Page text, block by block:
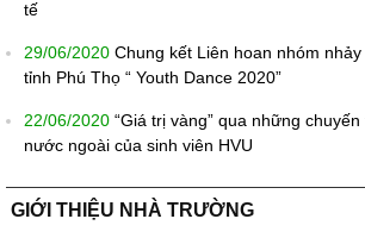
tế
29/06/2020 Chung kết Liên hoan nhóm
tỉnh Phú Thọ “ Youth Dance 2020”
22/06/2020 “Giá trị vàng” qua những
nước ngoài của sinh viên HVU
GIỚI THIỆU NHÀ TRƯỜNG